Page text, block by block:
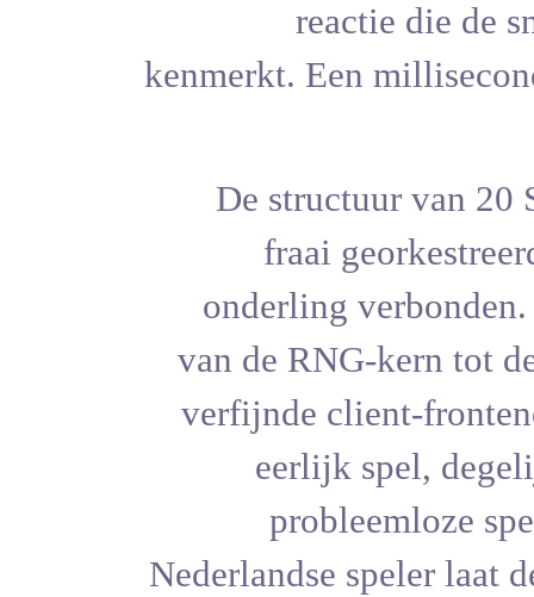
kenmerkt.
De
fraai
van de
verfijnde